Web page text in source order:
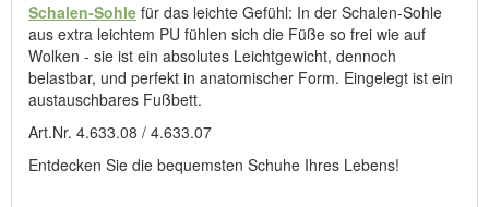
Schalen-Sohle für das leichte Gefühl: In der Schalen-Sohle
aus extra leichtem PU fühlen sich die Füße so frei wie auf
Wolken - sie ist ein absolutes Leichtgewicht, dennoch
belastbar, und perfekt in anatomischer Form. Eingelegt ist ein
austauschbares Fußbett.
Art.Nr. 4.633.08 / 4.633.07
Entdecken Sie die bequemsten Schuhe Ihres Lebens!